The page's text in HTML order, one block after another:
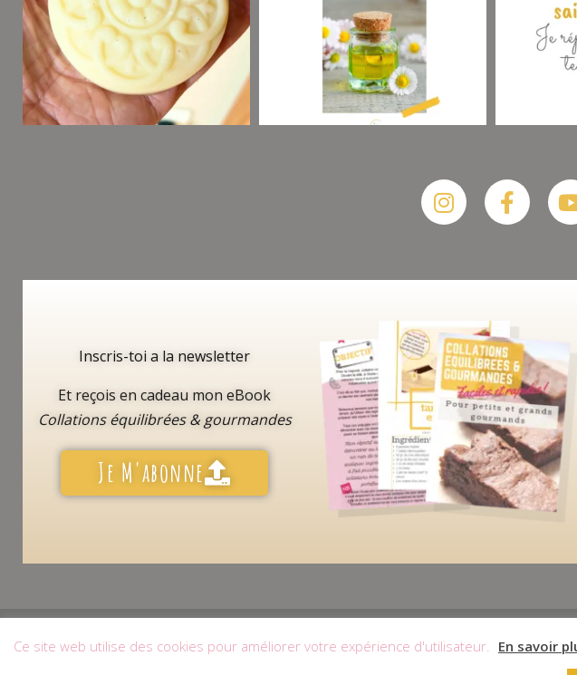
Instagram
f
Inscris-toi a la newsletter
Et reçois en cadeau mon eBook
Collations équilibrées & gourmandes
Je M'abonne
Mon Compte|CGV|Mentions Légales|
Ce site web utilise des cookies pour améliorer votre expérience d'utilisateur. En savoir